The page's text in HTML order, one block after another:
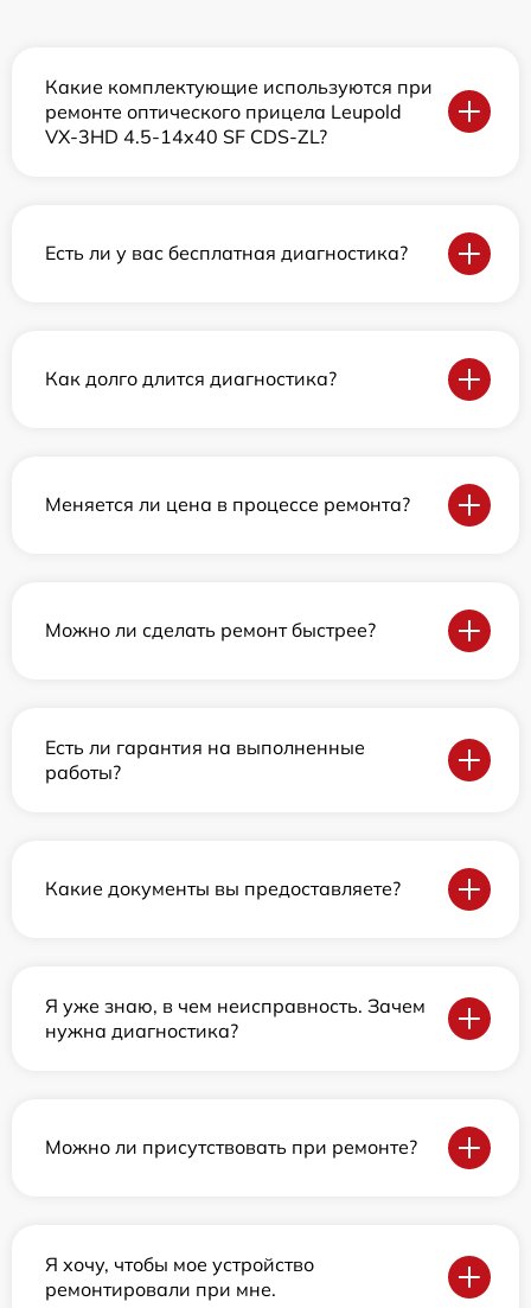
Какие комплектующие используются при
ремонте оптического прицела Leupold
VX-3HD 4.5-14x40 SF CDS-ZL?
Есть ли у вас бесплатная диагностика?
Как долго длится диагностика?
Меняется ли цена в процессе ремонта?
Можно ли сделать ремонт быстрее?
Есть ли гарантия на выполненные
работы?
Какие документы вы предоставляете?
Я уже знаю, в чем неисправность. Зачем
нужна диагностика?
Можно ли присутствовать при ремонте?
Я хочу, чтобы мое устройство
ремонтировали при мне.